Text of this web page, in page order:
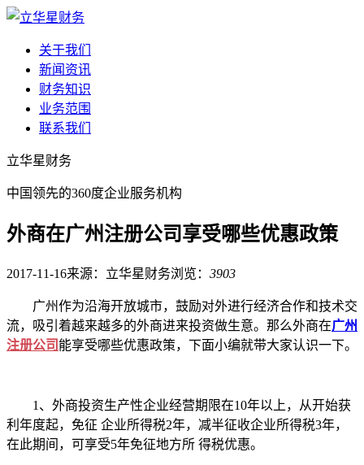
关于我们
新闻资讯
财务知识
业务范围
联系我们
立华星财务
中国领先的360度企业服务机构
外商在广州注册公司享受哪些优惠政策
2017-11-16来源：立华星财务浏览： 3903
广州作为沿海开放城市，鼓励对外进行经济合作和技术交
流，吸引着越来越多的外商进来投资做生意。那么外商在广州
注册公司 能享受哪些优惠政策，下面小编就带大家认识一下。
1、外商投资生产性企业经营期限在10年以上，从开始获
利年度起，免征 企业所得税2年，减半征收企业所得税3年，
在此期间，可享受5年免征地方所 得税优惠。